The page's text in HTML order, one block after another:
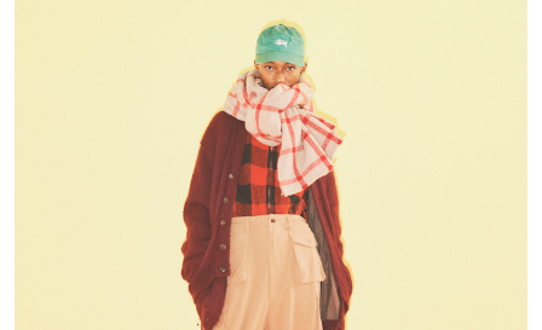
#憧れの逸品
#ESSENTIAL DESIGNS #古着サミット
#マイナーグッド図鑑
#路地裏てぃーん。 #MONTHLY JOURNAL
#GH 銘品の所以 #フイナムのYouTube
#FOCUS IT #AH.H
#FASHION #MUSIC